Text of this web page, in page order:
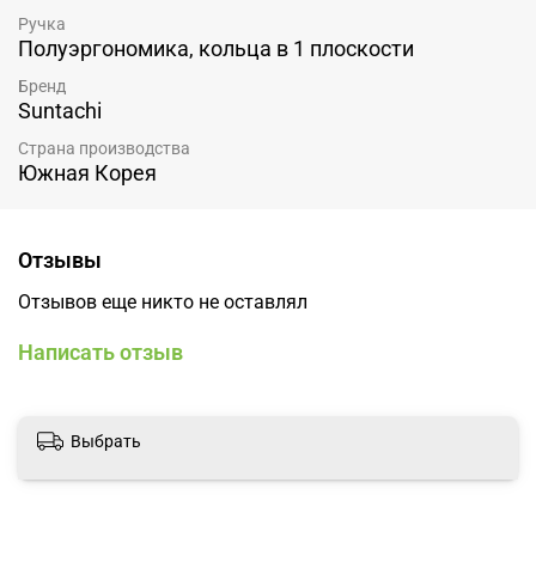
Ручка
Полуэргономика, кольца в 1 плоскости
Бренд
Suntachi
Страна производства
Южная Корея
Отзывы
Отзывов еще никто не оставлял
Написать отзыв
Выбрать